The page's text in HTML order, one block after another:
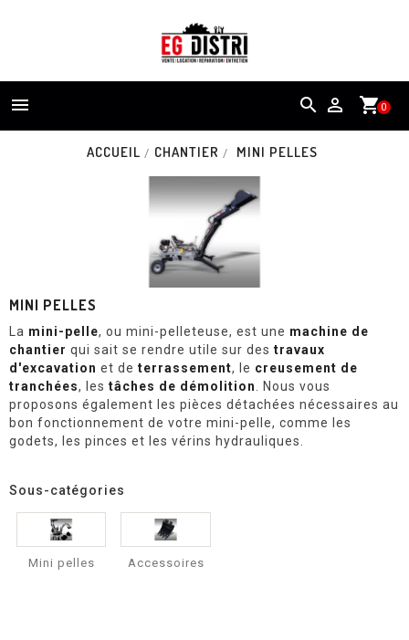
shopping_cart0
 
ACCUEIL CHANTIER MINI PELLES
MINI PELLES
La mini-pelle, ou mini-pelleteuse, est une machine de
chantier qui sait se rendre utile sur des travaux
d'excavation et de terrassement, le creusement de
tranchées, les tâches de démolition
. Nous vous
proposons également les pièces détachées nécessaires au
bon fonctionnement de votre mini-pelle, comme les
godets, les pinces et les vérins hydrauliques.
Sous-catégories
Mini pelles Accessoires